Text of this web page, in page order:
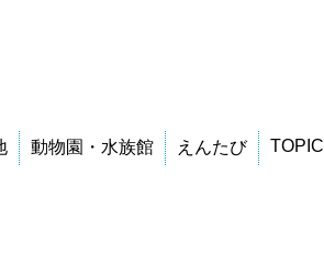
動物園・水族館 えんたび TOPIC